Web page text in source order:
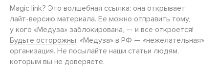
Magic link? Это волшебная ссылка: она открывает
лайт-версию материала. Ее можно отправить тому,
у кого «Медуза» заблокирована, — и все откроется!
Будьте осторожны: «Медуза» в РФ — «нежелательная»
организация. Не посылайте наши статьи людям,
которым вы не доверяете.